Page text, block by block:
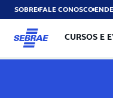
SOBREFALE CONOSCO
CURSOS E